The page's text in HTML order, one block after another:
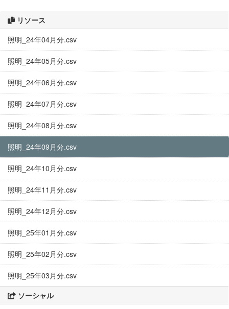
リソース
照明_24年04月分.csv
照明_24年05月分.csv
照明_24年06月分.csv
照明_24年07月分.csv
照明_24年08月分.csv
照明_24年09月分.csv
照明_24年10月分.csv
照明_24年11月分.csv
照明_24年12月分.csv
照明_25年01月分.csv
照明_25年02月分.csv
照明_25年03月分.csv
ソーシャル